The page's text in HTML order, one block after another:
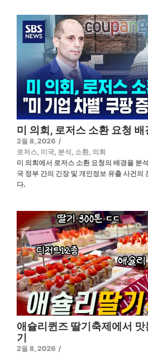
미 의회, 로저스 소환 요청 배
2월 8, 2026 /
로저스, 미국, 분석, 소환, 의회
미 의회에서 로저스 소환 요청의 배경을 분
국 정부 간의 긴장 및 개인정보 유출 사건의
다.
애슐리퀸즈 딸기축제에서 맛
기
2월 8, 2026 /